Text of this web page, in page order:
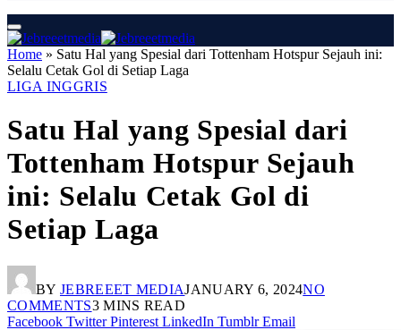
Home » Satu Hal yang Spesial dari Tottenham Hotspur Sejauh ini:
Selalu Cetak Gol di Setiap Laga
LIGA INGGRIS
Satu Hal yang Spesial dari
Tottenham Hotspur Sejauh
ini: Selalu Cetak Gol di
Setiap Laga
BY JEBREEET MEDIAJANUARY 6, 2024NO
COMMENTS3 MINS READ
Facebook Twitter Pinterest LinkedIn Tumblr Email